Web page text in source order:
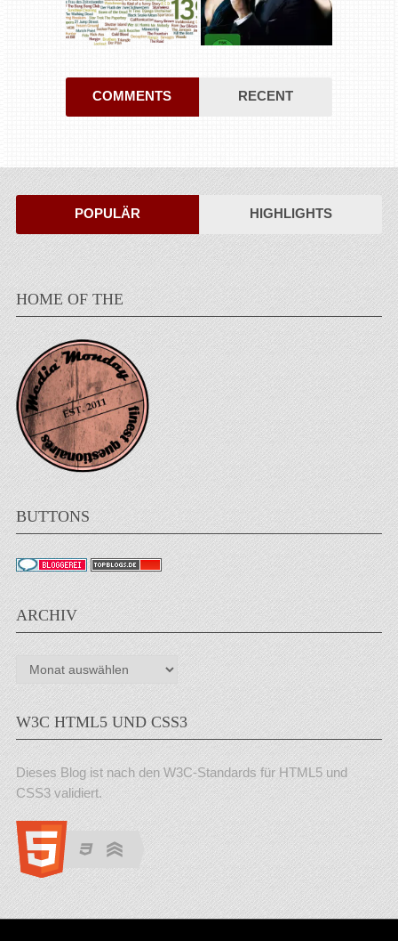
COMMENTS RECENT
POPULÄR HIGHLIGHTS
HOME OF THE
BUTTONS
ARCHIV
Archiv
W3C HTML5 UND CSS3
Dieses Blog ist nach den W3C-Standards für HTML5 und
CSS3 validiert.